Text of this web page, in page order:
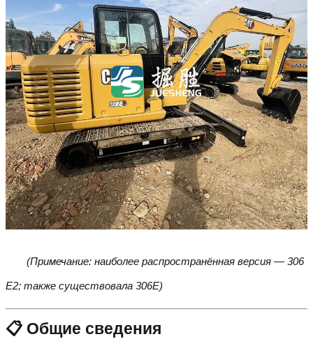
(Примечание: наиболее распространённая версия — 306
E2; также существовала 306E)
📋 Общие сведения